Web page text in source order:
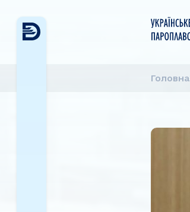
Головна